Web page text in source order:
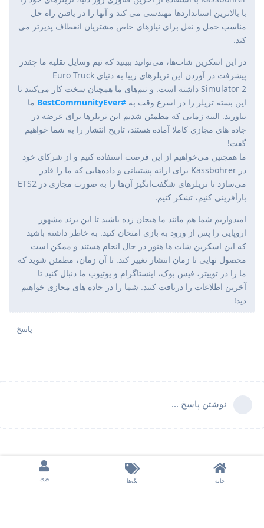
با بالاترین استانداردها مهندسی می کند و آنها را در یافتن راه حل
مناسب حمل و نقل برای نیازهای خاص مشتریان انعطاف پذیرتر می
کند.
در این اسکرین شات‌ها، می‌توانید ببینید که تیم وسایل نقلیه ما چقدر
پیشرفت در آوردن این تریلرهای زیبا به دنیای Euro Truck
Simulator 2 داشته است. و تیم‌های ما همچنان سخت کار می‌کنند تا
این بسته تریلر را در اسرع وقت به #BestCommunityEver
ما
بیاورند. البته زمانی که مطمئن شدیم این تریلرها برای عرضه در
جاده های مجازی کاملا آماده هستند، تاریخ انتشار را به شما خواهیم
گفت!
ما همچنین می‌خواهیم از این فرصت استفاده کنیم و از شرکای خود
در Kässbohrer برای ارائه پشتیبانی و داده‌هایی که ما را قادر
می‌سازد تا تریلرهای شگفت‌انگیز آن‌ها را به صورت مجازی در ETS2
بازآفرینی کنیم، تشکر کنیم.
امیدواریم شما هم مانند ما هیجان زده باشید تا این برند مشهور
اروپایی را پس از ورود به بازی امتحان کنید. به خاطر داشته باشید
که این اسکرین شات ها هنوز در حال انجام هستند و ممکن است
محصول نهایی تا زمان انتشار تغییر کند. تا آن زمان، مطمئن شوید که
ما را در توییتر، فیس بوک، اینستاگرام و یوتیوب ما دنبال کنید تا
آخرین اطلاعات را دریافت کنید. شما را در جاده های مجازی خواهیم
دید!
پاسخ
نوشتن پاسخ ...
خانه تگ‌ها ورود